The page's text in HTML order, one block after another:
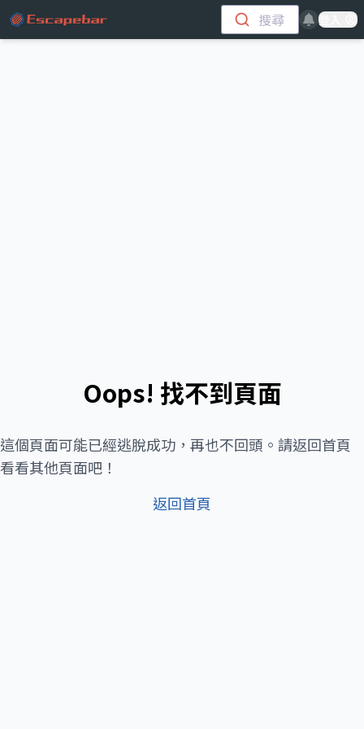
跳至主要內容
搜尋 登入
Oops! 找不到頁面
這個頁面可能已經逃脫成功，再也不回頭。請返回首頁
看看其他頁面吧！
返回首頁